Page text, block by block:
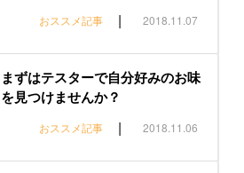
おススメ記事 | 2018.11.07
まずはテスターで自分好みのお味
を見つけませんか？
おススメ記事 | 2018.11.06